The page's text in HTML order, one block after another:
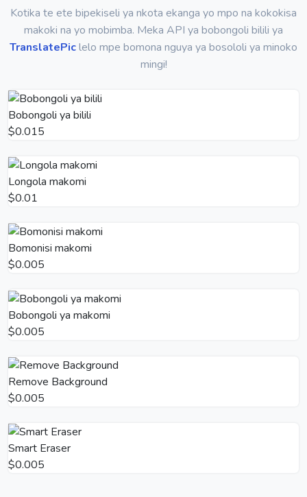
Kotika te ete bipekiseli ya nkota ekanga yo mpo na kokokisa
makoki na yo mobimba. Meka API ya bobongoli bilili ya
TranslatePiclelo mpe bomona nguya ya bosololi ya minoko
mingi!
Bobongoli ya bilili
$0.015
Longola makomi
$0.01
Bomonisi makomi
$0.005
Bobongoli ya makomi
$0.005
Remove Background
$0.005
Smart Eraser
$0.005